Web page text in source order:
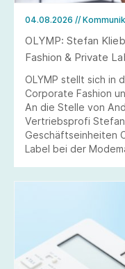
04.08.2026 //
OLYMP: Stefan
Fashion & Private
OLYMP stellt sich in
Corporate Fashion
An die Stelle von
Vertriebsprofi
Geschäftseinheiten
Label bei der